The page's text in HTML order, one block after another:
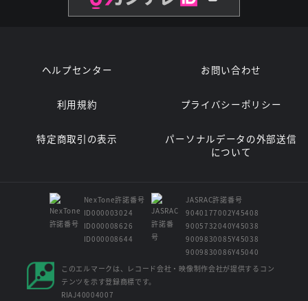
ヘルプセンター お問い合わせ
利用規約 プライバシーポリシー
特定商取引の表示
パーソナルデータの外部送信
について
NexTone許諾番号
ID000003024
ID000008626
ID000008644
JASRAC許諾番号
9040177002Y45408
9005732040Y45038
9009830085Y45038
9009830086Y45040
このエルマークは、レコード会社・映像制作会社が提供するコン
テンツを示す登録商標です。
RIAJ40004007